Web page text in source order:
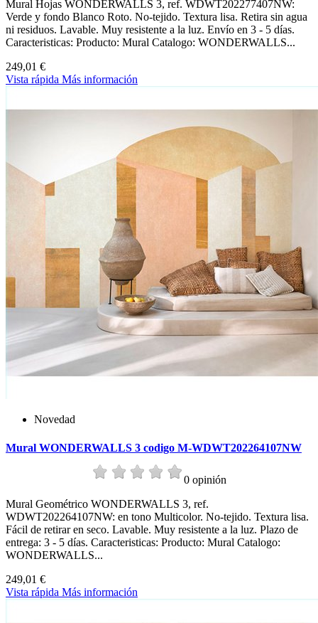
Mural Hojas WONDERWALLS 3, ref. WDWT202277407NW:
Verde y fondo Blanco Roto. No-tejido. Textura lisa. Retira sin agua
ni residuos. Lavable. Muy resistente a la luz. Envío en 3 - 5 días.
Caracteristicas: Producto: Mural Catalogo: WONDERWALLS...
249,01 €
Vista rápida Más información
Novedad
Mural WONDERWALLS 3 codigo M-WDWT202264107NW
0 opinión
Mural Geométrico WONDERWALLS 3, ref.
WDWT202264107NW: en tono Multicolor. No-tejido. Textura lisa.
Fácil de retirar en seco. Lavable. Muy resistente a la luz. Plazo de
entrega: 3 - 5 días. Caracteristicas: Producto: Mural Catalogo:
WONDERWALLS...
249,01 €
Vista rápida Más información